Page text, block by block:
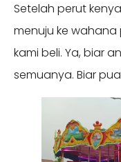
Setelah perut
menuju ke
kami beli. Ya, biar
semuanya. Biar